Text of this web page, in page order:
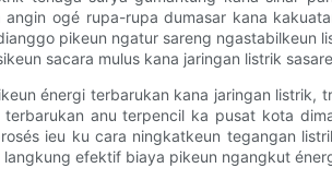
angin ogé rupa-rupa dumasar kana
pikeun ngatur sareng ngastabilkeun
sacara mulus kana jaringan listrik
énergi terbarukan kana jaringan listrik,
terbarukan anu terpencil ka pusat kota
ieu ku cara ningkatkeun tegangan
langkung efektif biaya pikeun ngangkut